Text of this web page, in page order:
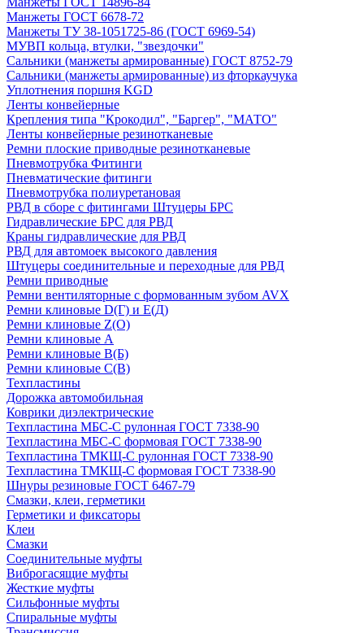
Манжеты ГОСТ 6678-72
Манжеты ТУ 38-1051725-86 (ГОСТ 6969-54)
МУВП кольца, втулки, "звездочки"
Сальники (манжеты армированные) ГОСТ 8752-79
Сальники (манжеты армированные) из фторкаучука
Уплотнения поршня KGD
Ленты конвейерные
Крепления типа "Крокодил", "Баргер", "МАТО"
Ленты конвейерные резинотканевые
Ремни плоские приводные резинотканевые
Пневмотрубка Фитинги
Пневматические фитинги
Пневмотрубка полиуретановая
РВД в сборе с фитингами Штуцеры БРС
Гидравлические БРС для РВД
Краны гидравлические для РВД
РВД для автомоек высокого давления
Штуцеры соединительные и переходные для РВД
Ремни приводные
Ремни вентиляторные с формованным зубом AVX
Ремни клиновые D(Г) и Е(Д)
Ремни клиновые Z(О)
Ремни клиновые А
Ремни клиновые В(Б)
Ремни клиновые С(В)
Техпластины
Дорожка автомобильная
Коврики диэлектрические
Техпластина МБС-С рулонная ГОСТ 7338-90
Техпластина МБС-С формовая ГОСТ 7338-90
Техпластина ТМКЩ-С рулонная ГОСТ 7338-90
Техпластина ТМКЩ-С формовая ГОСТ 7338-90
Шнуры резиновые ГОСТ 6467-79
Смазки, клеи, герметики
Герметики и фиксаторы
Клеи
Смазки
Соединительные муфты
Виброгасящие муфты
Жесткие муфты
Сильфонные муфты
Спиральные муфты